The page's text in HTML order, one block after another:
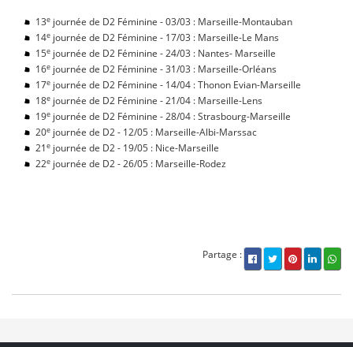
13e journée de D2 Féminine - 03/03 : Marseille-Montauban
14e journée de D2 Féminine - 17/03 : Marseille-Le Mans
15e journée de D2 Féminine - 24/03 : Nantes- Marseille
16e journée de D2 Féminine - 31/03 : Marseille-Orléans
17e journée de D2 Féminine - 14/04 : Thonon Evian-Marseille
18e journée de D2 Féminine - 21/04 : Marseille-Lens
19e journée de D2 Féminine - 28/04 : Strasbourg-Marseille
20e journée de D2 - 12/05 : Marseille-Albi-Marssac
21e journée de D2 - 19/05 : Nice-Marseille
22e journée de D2 - 26/05 : Marseille-Rodez
Partage :